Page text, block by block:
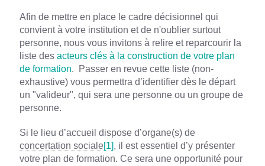
Afin de mettre en place le cadre décisionnel qui
convient à votre institution et de n'oublier surtout
personne, nous vous invitons à relire et reparcourir la
liste des acteurs clés à la construction de votre plan
de formation. Passer en revue cette liste (non-
exhaustive) vous permettra d’identifier dès le départ
un "valideur", qui sera une personne ou un groupe de
personne.
Si le lieu d’accueil dispose d’organe(s) de
concertation sociale[1], il est essentiel d’y présenter
votre plan de formation. Ce sera une opportunité pour